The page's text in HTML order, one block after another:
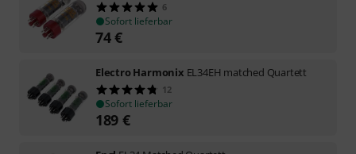
6
Sofort lieferbar
74€
Electro Harmonix EL34EH matched Quartett
12
Sofort lieferbar
189 €